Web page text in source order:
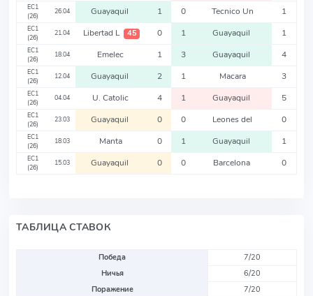
EC1
(26)
26.04 Guayaquil 1 0 Tecnico Un 1
EC1
(26)
21.04 Libertad L 45 0 1 Guayaquil 1
EC1
(26)
18.04 Emelec 1 3 Guayaquil 4
EC1
(26)
12.04 Guayaquil 2 1 Macara 3
EC1
(26)
04.04 U. Catolic 4 1 Guayaquil 5
EC1
(26)
23.03 Guayaquil 0 0 Leones del 0
EC1
(26)
18.03 Manta 0 1 Guayaquil 1
EC1
(26)
15.03 Guayaquil 0 0 Barcelona 0
ТАБЛИЦА СТАВОК
Победа
7/20
Ничья
6/20
Поражение
7/20